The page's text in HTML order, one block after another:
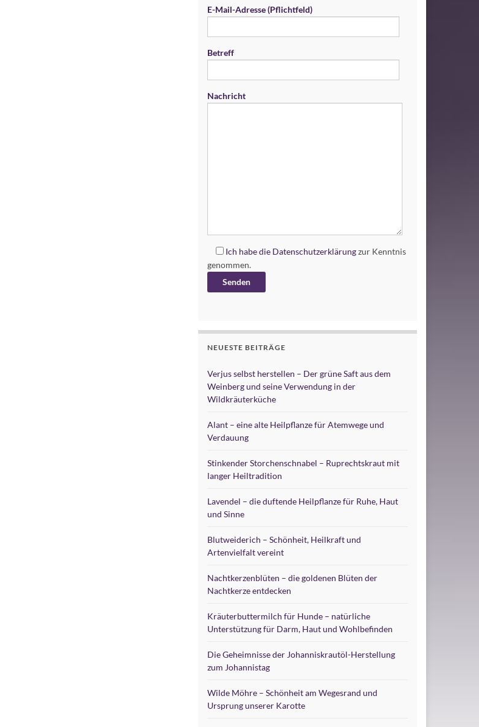
E-Mail-Adresse (Pflichtfeld)
Betreff
Nachricht
Ich habe die Datenschutzerklärungzur Kenntnis
genommen.
NEUESTE BEITRÄGE
Verjus selbst herstellen – Der grüne Saft aus dem
Weinberg und seine Verwendung in der
Wildkräuterküche
Alant – eine alte Heilpflanze für Atemwege und
Verdauung
Stinkender Storchenschnabel – Ruprechtskraut mit
langer Heiltradition
Lavendel – die duftende Heilpflanze für Ruhe, Haut
und Sinne
Blutweiderich – Schönheit, Heilkraft und
Artenvielfalt vereint
Nachtkerzenblüten – die goldenen Blüten der
Nachtkerze entdecken
Kräuterbuttermilch für Hunde – natürliche
Unterstützung für Darm, Haut und Wohlbefinden
Die Geheimnisse der Johanniskrautöl-Herstellung
zum Johannistag
Wilde Möhre – Schönheit am Wegesrand und
Ursprung unserer Karotte